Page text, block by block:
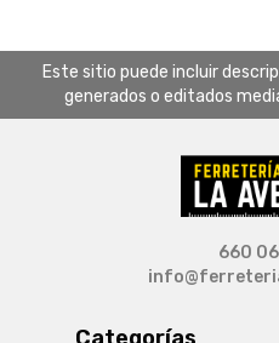
Este sitio puede incluir
generados o editados
660